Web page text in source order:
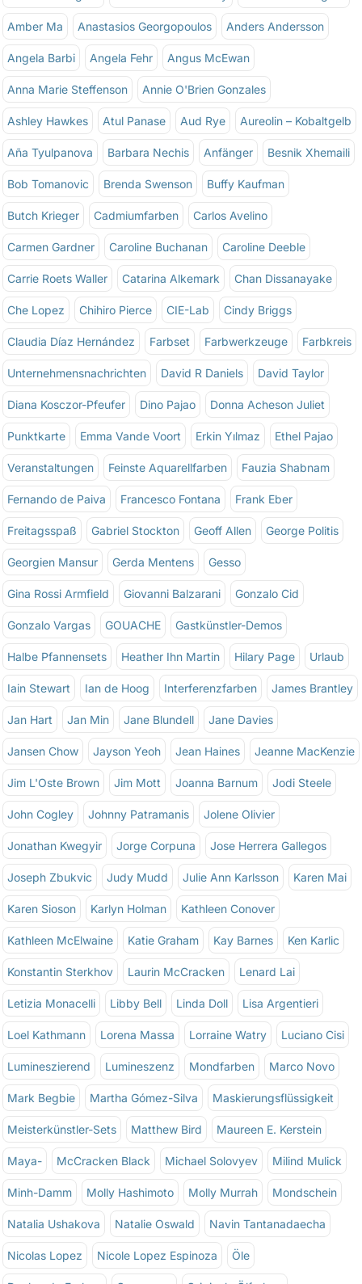
Amber Ma Anastasios Georgopoulos Anders Andersson
Angela Barbi Angela Fehr Angus McEwan
Anna Marie Steffenson Annie O'Brien Gonzales
Ashley Hawkes Atul Panase Aud Rye Aureolin – Kobaltgelb
Aña Tyulpanova Barbara Nechis Anfänger Besnik Xhemaili
Bob Tomanovic Brenda Swenson Buffy Kaufman
Butch Krieger Cadmiumfarben Carlos Avelino
Carmen Gardner Caroline Buchanan Caroline Deeble
Carrie Roets Waller Catarina Alkemark Chan Dissanayake
Che Lopez Chihiro Pierce CIE-Lab Cindy Briggs
Claudia Díaz Hernández Farbset Farbwerkzeuge Farbkreis
Unternehmensnachrichten David R Daniels David Taylor
Diana Kosczor-Pfeufer Dino Pajao Donna Acheson Juliet
Punktkarte Emma Vande Voort Erkin Yılmaz Ethel Pajao
Veranstaltungen Feinste Aquarellfarben Fauzia Shabnam
Fernando de Paiva Francesco Fontana Frank Eber
Freitagsspaß Gabriel Stockton Geoff Allen George Politis
Georgien Mansur Gerda Mentens Gesso
Gina Rossi Armfield Giovanni Balzarani Gonzalo Cid
Gonzalo Vargas GOUACHE Gastkünstler-Demos
Halbe Pfannensets Heather Ihn Martin Hilary Page Urlaub
Iain Stewart Ian de Hoog Interferenzfarben James Brantley
Jan Hart Jan Min Jane Blundell Jane Davies
Jansen Chow Jayson Yeoh Jean Haines Jeanne MacKenzie
Jim L'Oste Brown Jim Mott Joanna Barnum Jodi Steele
John Cogley Johnny Patramanis Jolene Olivier
Jonathan Kwegyir Jorge Corpuna Jose Herrera Gallegos
Joseph Zbukvic Judy Mudd Julie Ann Karlsson Karen Mai
Karen Sioson Karlyn Holman Kathleen Conover
Kathleen McElwaine Katie Graham Kay Barnes Ken Karlic
Konstantin Sterkhov Laurin McCracken Lenard Lai
Letizia Monacelli Libby Bell Linda Doll Lisa Argentieri
Loel Kathmann Lorena Massa Lorraine Watry Luciano Cisi
Lumineszierend Lumineszenz Mondfarben Marco Novo
Mark Begbie Martha Gómez-Silva Maskierungsflüssigkeit
Meisterkünstler-Sets Matthew Bird Maureen E. Kerstein
Maya- McCracken Black Michael Solovyev Milind Mulick
Minh-Damm Molly Hashimoto Molly Murrah Mondschein
Natalia Ushakova Natalie Oswald Navin Tantanadaecha
Nicolas Lopez Nicole Lopez Espinoza Öle